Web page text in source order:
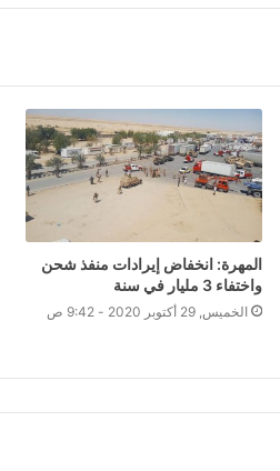
المهرة: انخفاض إيرادات منفذ شحن
واختفاء 3 مليار في سنة
الخميس, 29 أكتوبر 2020 - 9:42 ص